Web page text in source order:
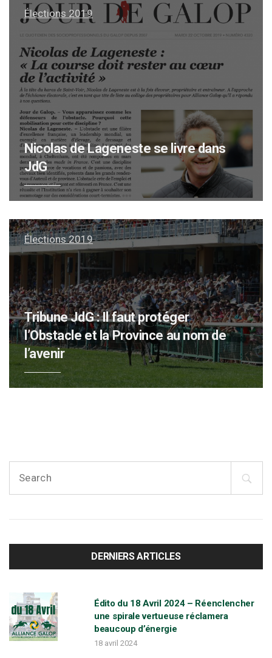
Élections 2019
Nicolas de Lageneste se livre dans
JdG
Élections 2019
Tribune JdG : Il faut protéger
l’Obstacle et la Province au nom de
l’avenir
a
DERNIERS ARTICLES
Édito du 18 Avril 2024 – Réenclencher
une spirale vertueuse réclamera
beaucoup d’énergie
18 avril 2024